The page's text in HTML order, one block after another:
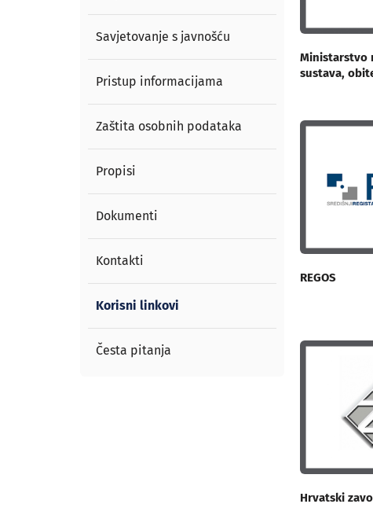
Savjetovanje s javnošću
Pristup informacijama
Zaštita osobnih podataka
Propisi
Dokumenti
Kontakti
Korisni linkovi
Česta pitanja
Ministarstvo
sustava,
REGOS
Hrvatski